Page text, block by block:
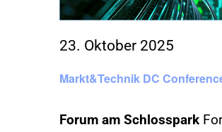
Markt&Technik DC
23. Oktober 2025
Forum am Schlosspark